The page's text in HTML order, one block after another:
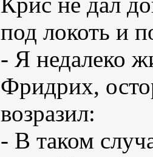
под локоть и
- Я недалеко
Фридрих,
возразил:
- В таком